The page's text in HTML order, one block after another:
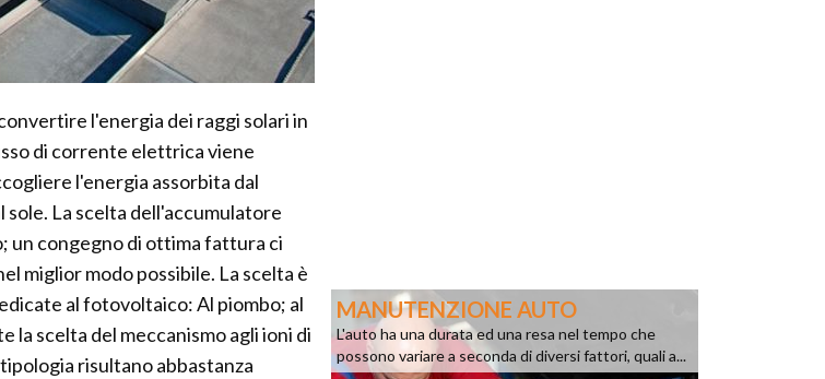
l'energia dei raggi solari in
di corrente elettrica viene
l'energia assorbita dal
sole. La scelta dell'accumulatore
un congegno di ottima fattura ci
miglior modo possibile. La scelta è
al fotovoltaico: Al piombo; al
la scelta del meccanismo agli ioni di
risultano abbastanza
MANUTENZIONE AUTO
L'auto ha una durata ed una resa nel tempo che
possono variare a seconda di diversi fattori, quali a...